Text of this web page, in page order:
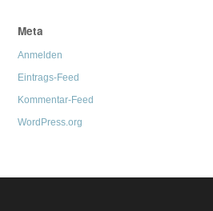
Meta
Anmelden
Eintrags-Feed
Kommentar-Feed
WordPress.org